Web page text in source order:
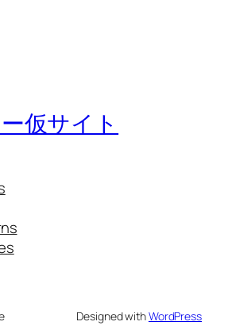
仮サイト
Designed withWordPress